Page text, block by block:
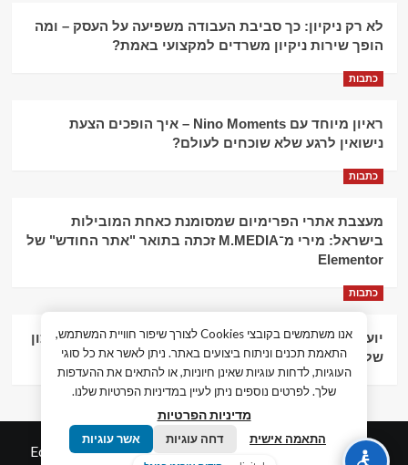
לא רק ניקיון: כך סביבת העבודה משפיעה על העסק – ומה
הופך שירות ניקיון משרדים למקצועי באמת?
כתבות
ראיון מיוחד עם Nino Moments – איך הופכים הצעת
נישואין לרגע שלא שוכחים לעולם?
כתבות
מעצבת אתרי הפרימיום שמסומנת כאחת המובילות
בישראל: מירי מ־M.MEDIA זכתה בתואר "אתר החודש" של
Elementor
כתבות
יועץ עסקי וליווי פיננסי – הדרך לצמיחה כלכלית וניהול נכון
של העסק
© כל הזכויות שמורות חדשות המאה ה-21 |
Edigital.co.ilby
אנו משתמשים בקובצי Cookies לצורך שיפור חוויית המשתמש,
התאמת תכנים וניתוח ביצועים באתר. ניתן לאשר את כל סוגי
העוגיות, לדחות עוגיות שאינן חיוניות, או להתאים את ההעדפות
שלך. לפרטים נוספים ניתן לעיין במדיניות הפרטיות שלנו.
מדיניות הפרטיות
התאמה אישית דחה עוגיות אשר עוגיות